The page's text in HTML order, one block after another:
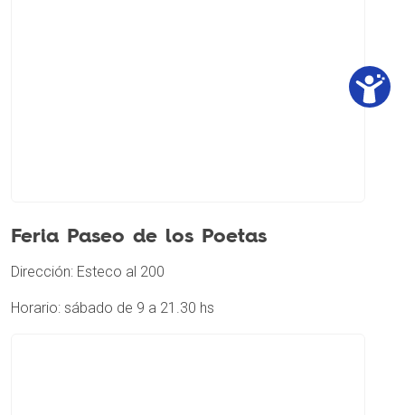
Feria Paseo de los Poetas
Dirección: Esteco al 200
Horario: sábado de 9 a 21.30 hs